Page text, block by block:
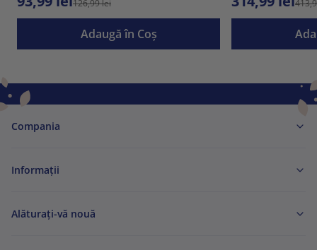
126,99 lei
Adaugă în Coş
Compania
Informaţii
Alăturați-vă nouă